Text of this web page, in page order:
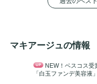
マキアージュの情報
NEW！ベスコス
「白玉ファンデ美容液